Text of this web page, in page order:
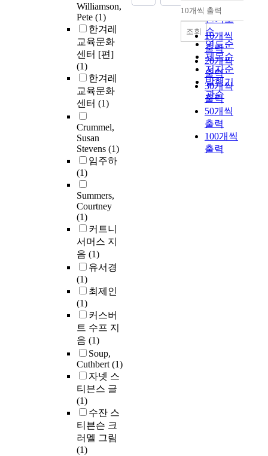
Williamson,
Pete (1)
한겨레
교육문화
센터 [편]
(1)
한겨레
교육문화
센터 (1)
Crummel,
Susan
Stevens (1)
임주하
(1)
Summers,
Courtney
(1)
커트니
서머스 지
음 (1)
유서경
(1)
최제인
(1)
커스버
트 수프 지
음 (1)
Soup,
Cuthbert(1)
자넷 스
티븐스 글
(1)
수잔 스
티븐슨 크
러멜 그림
(1)
순
인기도
순
연도순
제목순
저자순
발행기
관순
내림차순
10개씩 출력
10개씩
출력
20개씩
출력
30개씩
출력
50개씩
출력
100개씩
출력
조회